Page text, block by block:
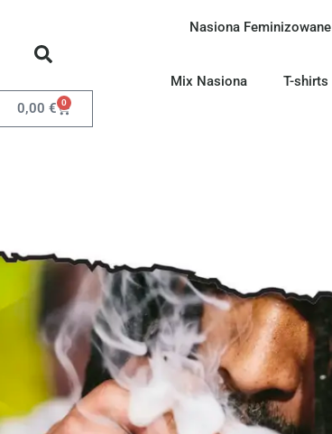
0,00 € 0
Nasiona Feminizowane
Mix Nasiona T-shirts